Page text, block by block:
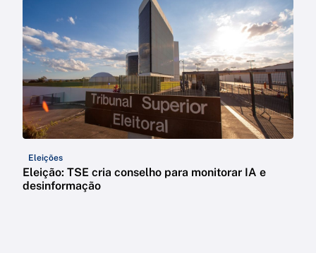
Eleições
Eleição: TSE cria conselho para monitorar IA e
desinformação